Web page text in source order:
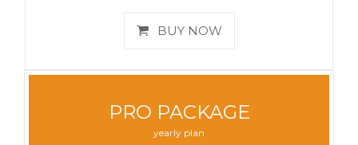
BUY NOW
PRO PACKAGE
yearly plan